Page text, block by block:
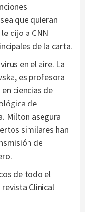
que quieran
dijo a CNN
de la carta.
en el aire. La
es profesora
ciencias de
de
Milton asegura
similares han
de
de todo el
revista Clinical